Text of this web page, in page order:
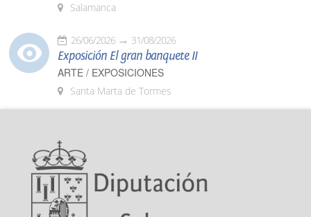
Salamanca
26/06/2026 31/08/2026
Exposición El gran banquete II
ARTE / EXPOSICIONES
Santa Marta de Tormes